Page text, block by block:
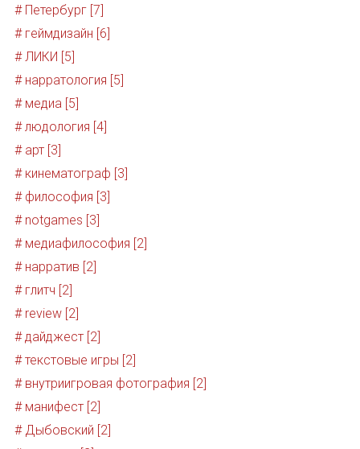
# Петербург [7]
# геймдизайн [6]
# ЛИКИ [5]
# нарратология [5]
# медиа [5]
# людология [4]
# арт [3]
# кинематограф [3]
# философия [3]
# notgames [3]
# медиафилософия [2]
# нарратив [2]
# глитч [2]
# review [2]
# дайджест [2]
# текстовые игры [2]
# внутриигровая фотография [2]
# манифест [2]
# Дыбовский [2]